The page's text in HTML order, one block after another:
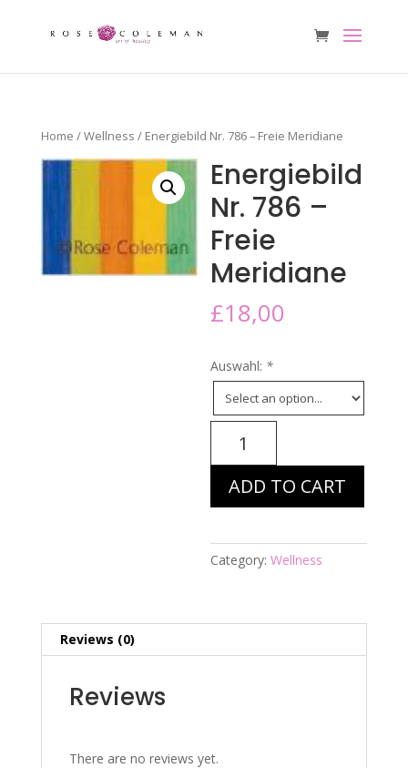
Home /Wellness / Energiebild Nr. 786 – Freie Meridiane
Energiebild
Nr. 786 –
Freie
Meridiane
£18,00
Auswahl: *
quantity
ADD TO CART
Category:Wellness
Reviews (0)
Reviews
There are no reviews yet.